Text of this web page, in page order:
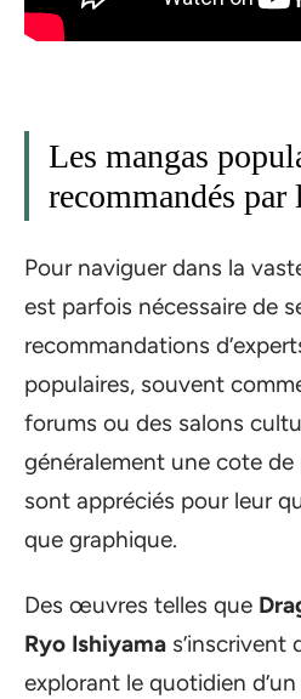
Les mangas
recommandés par
Pour naviguer dans la
est parfois nécessaire de
recommandations
populaires, souvent
forums ou des salons
généralement une cote
sont appréciés pour leur
que graphique.
Des œuvres telles que
Ryo Ishiyama s’inscrivent
explorant le quotidien